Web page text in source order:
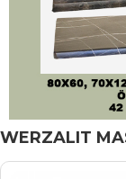
WERZALIT